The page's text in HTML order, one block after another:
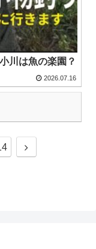
川は魚の楽園？
2026.07.16